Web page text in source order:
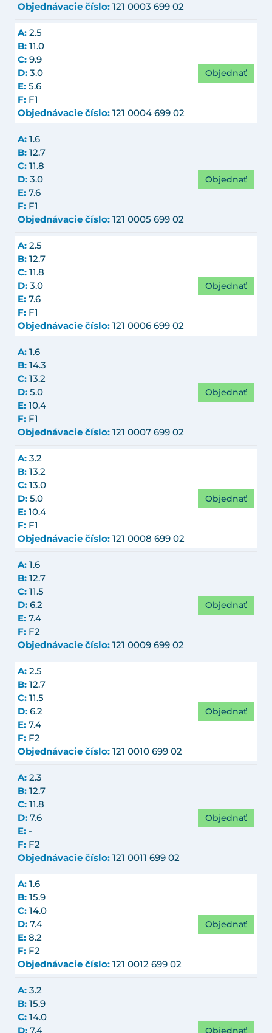
Objednávacie číslo: 121 0003 699 02
A: 2.5
B: 11.0
C: 9.9
D: 3.0
E: 5.6
F: F1
Objednávacie číslo: 121 0004 699 02
Objednať
A: 1.6
B: 12.7
C: 11.8
D: 3.0
E: 7.6
F: F1
Objednávacie číslo: 121 0005 699 02
Objednať
A: 2.5
B: 12.7
C: 11.8
D: 3.0
E: 7.6
F: F1
Objednávacie číslo: 121 0006 699 02
Objednať
A: 1.6
B: 14.3
C: 13.2
D: 5.0
E: 10.4
F: F1
Objednávacie číslo: 121 0007 699 02
Objednať
A: 3.2
B: 13.2
C: 13.0
D: 5.0
E: 10.4
F: F1
Objednávacie číslo: 121 0008 699 02
Objednať
A: 1.6
B: 12.7
C: 11.5
D: 6.2
E: 7.4
F: F2
Objednávacie číslo: 121 0009 699 02
Objednať
A: 2.5
B: 12.7
C: 11.5
D: 6.2
E: 7.4
F: F2
Objednávacie číslo: 121 0010 699 02
Objednať
A: 2.3
B: 12.7
C: 11.8
D: 7.6
E: -
F: F2
Objednávacie číslo: 121 0011 699 02
Objednať
A: 1.6
B: 15.9
C: 14.0
D: 7.4
E: 8.2
F: F2
Objednávacie číslo: 121 0012 699 02
Objednať
A: 3.2
B: 15.9
C: 14.0
D: 7.4 Objednať